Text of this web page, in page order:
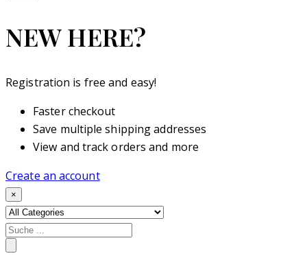
NEW HERE?
Registration is free and easy!
Faster checkout
Save multiple shipping addresses
View and track orders and more
Create an account
×
Search